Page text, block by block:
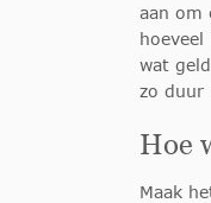
aan om
wat
zo duur
Hoe
Maak